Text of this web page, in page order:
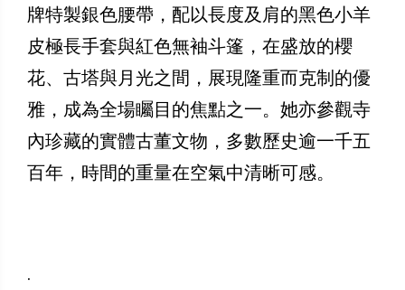
牌特製銀色腰帶，配以長度及肩的黑色小羊
皮極長手套與紅色無袖斗篷，在盛放的櫻
花、古塔與月光之間，展現隆重而克制的優
雅，成為全場矚目的焦點之一。她亦參觀寺
內珍藏的實體古董文物，多數歷史逾一千五
百年，時間的重量在空氣中清晰可感。
.